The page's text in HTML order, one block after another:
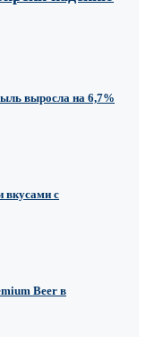
выросла на 6,7%
вкусами с
Beer в